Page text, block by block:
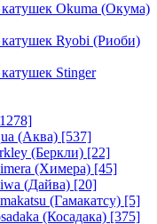
Okuma (Окума)
Ryobi (Риоби)
Stinger
(Аква) [537]
(Беркли) [22]
(Химера) [45]
(Дайва) [20]
(Гамакатсу) [5]
(Косадака) [375]